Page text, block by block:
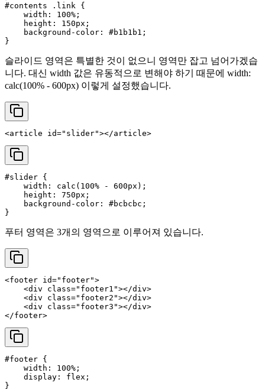
#contents
.link {
width : 100% ;
height : 150px ;
background-color : #b1b1b1 ;
슬라이드 영역은 특별한 것이 없으니 영역만 잡고 넘어가겠습
니다. 대신 width 값은 유동적으로 변해야 하기 때문에 width:
calc(100% - 600px) 이렇게 설정했습니다.
<article id="slider"></article>
#slider {
width : calc ( 100% - 600px );
height : 750px ;
background-color : #bcbcbc ;
푸터 영역은 3개의 영역으로 이루어져 있습니다.
<footer id="footer">
<div class="footer1"></div>
<div class="footer2"></div>
<div class="footer3"></div>
</footer>
#footer {
width : 100% ;
display : flex;